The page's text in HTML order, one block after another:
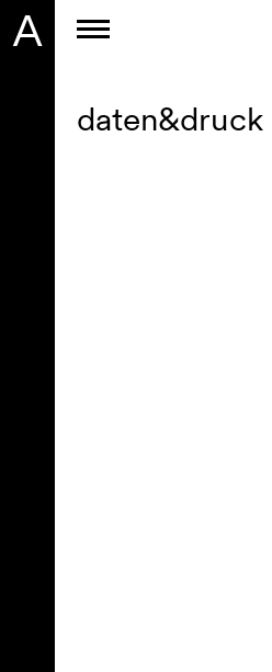
A
daten&druck